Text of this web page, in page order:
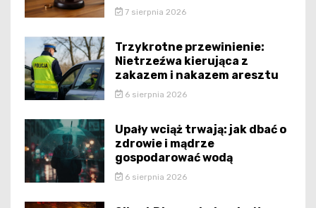
7 sierpnia 2026
Trzykrotne przewinienie:
Nietrzeźwa kierująca z
zakazem i nakazem aresztu
6 sierpnia 2026
Upały wciąż trwają: jak dbać o
zdrowie i mądrze
gospodarować wodą
6 sierpnia 2026